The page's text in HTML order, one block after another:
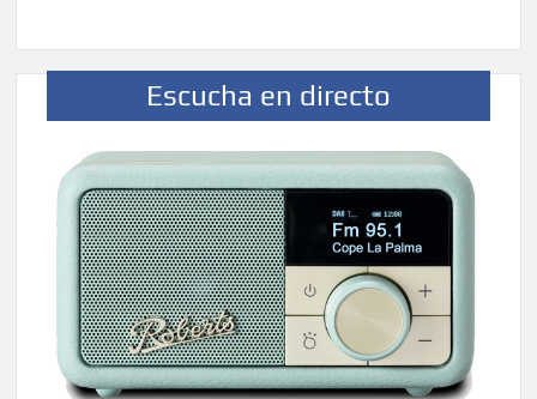
Escucha en directo